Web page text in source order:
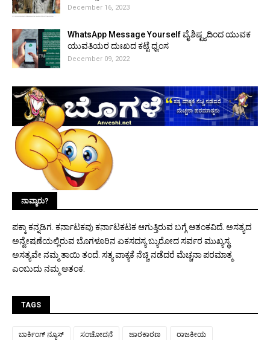
December 16, 2023
WhatsApp Message Yourself ವೈಶಿಷ್ಟ್ಯದಿಂದ ಯುವಕ
ಯುವತಿಯರ ದುಃಖದ ಕಟ್ಟೆ ಧ್ವಂಸ
December 09, 2022
ನಾವ್ಯಾರು?
ಪಕ್ಕಾ ಕನ್ನಡಿಗ. ಕರ್ನಾಟಕವು ಕರ್ನಾಟಕಟಕ ಆಗುತ್ತಿರುವ ಬಗ್ಗೆ ಆತಂಕವಿದೆ. ಅಸತ್ಯದ
ಅನ್ವೇಷಣೆಯಲ್ಲಿರುವ ಬೊಗಳೂರಿನ ಏಕಸದಸ್ಯ ಬ್ಯುರೋದ ಸರ್ವರ ಮುಖ್ಯಸ್ಥ.
ಅಸತ್ಯವೇ ನಮ್ಮ ತಾಯಿ ತಂದೆ. ಸತ್ಯ ವಾಕ್ಯಕೆ ನೆಚ್ಚಿ ನಡೆದರೆ ಮೆಚ್ಚನಾ ಪರಮಾತ್ಮ
ಎಂಬುದು ನಮ್ಮ ಆತಂಕ.
TAGS
ಬಾರ್ಕಿಂಗ್ ನ್ಯೂಸ್ ಸಂಚೋದನೆ ಜಾರಕಾರಣ ರಾಜಕೀಯ